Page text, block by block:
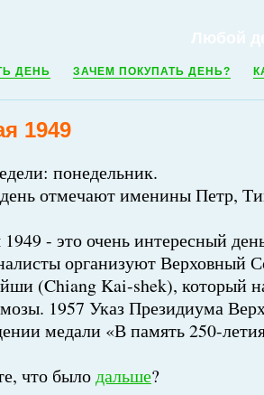
ДЕНЬ ЗАЧЕМ ПОКУПАТЬ ДЕНЬ?
1949
понедельник.
отмечают именины Петр,
- это очень интересный
организуют Верховный
(Chiang Kai-shek), который
1957 Указ Президиума
медали «В память 250-
что былодальше?